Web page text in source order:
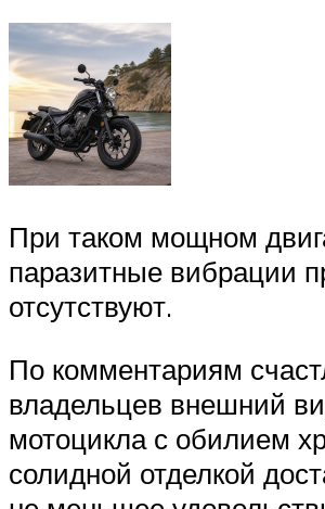
При таком мощном
паразитные вибрации
отсутствуют.
По комментариям
владельцев внешний
мотоцикла с обилием
солидной отделкой